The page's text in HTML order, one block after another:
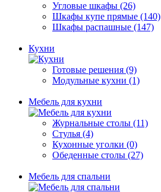
Угловые шкафы (26)
Шкафы купе прямые (140)
Шкафы распашные (147)
Кухни
Готовые решения (9)
Модульные кухни (1)
Мебель для кухни
Журнальные столы (11)
Стулья (4)
Кухонные уголки (0)
Обеденные столы (27)
Мебель для спальни